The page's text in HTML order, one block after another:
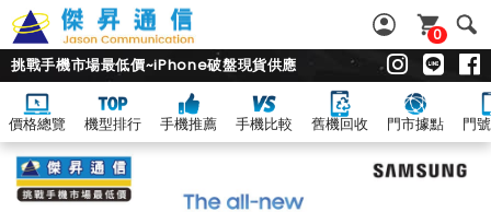
0
挑戰手機市場最低價~iPhone破盤現貨供應
價格總覽 機型排行 手機推薦 手機比較 舊機回收 門市據點 門